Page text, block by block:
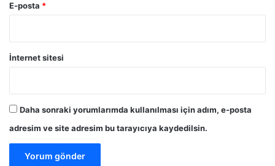
E-posta *
İnternet sitesi
Daha sonraki yorumlarımda kullanılması için adım, e-posta
adresim ve site adresim bu tarayıcıya kaydedilsin.